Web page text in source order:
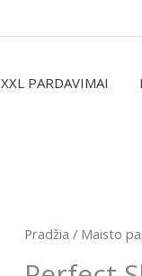
XXL PARDAVIMAI
Pradžia / Maisto
produkto